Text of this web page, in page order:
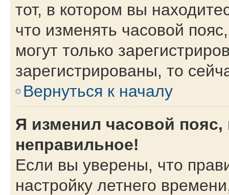
тот, в котором вы
что изменять часовой
могут только
зарегистрированы, то
Вернуться к началу
Я изменил часовой
неправильное!
Если вы уверены, что
настройку летнего